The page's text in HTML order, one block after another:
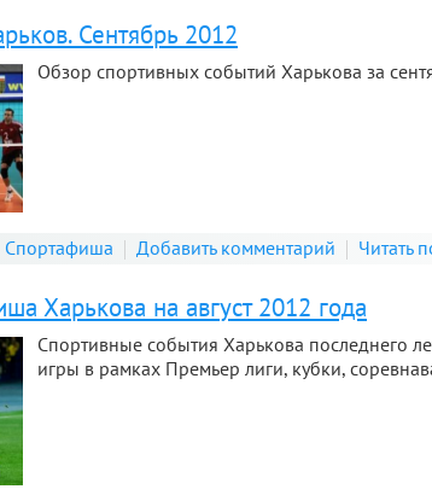
Сентябрь 2012
Обзор спортивных событий Харькова за
Спортафиша Добавить комментарий Читать
Харькова на август 2012 года
Спортивные события Харькова последнего
игры в рамках Премьер лиги, кубки,